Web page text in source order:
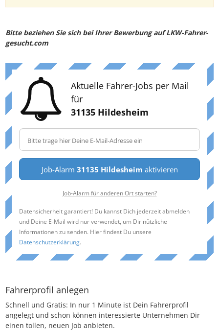
Bitte beziehen Sie sich bei Ihrer Bewerbung auf LKW-Fahrer-
gesucht.com
Aktuelle Fahrer-Jobs per Mail
für
31135 Hildesheim
Job-Alarm 31135 Hildesheim aktivieren
Job-Alarm für anderen Ort starten?
Datensicherheit garantiert! Du kannst Dich jederzeit abmelden
und Deine E-Mail wird nur verwendet, um Dir nützliche
Informationen zu senden. Hier findest Du unsere
Datenschutzerklärung.
Fahrerprofil anlegen
Schnell und Gratis: In nur 1 Minute ist Dein Fahrerprofil
angelegt und schon können interessierte Unternehmen Dir
einen tollen, neuen Job anbieten.